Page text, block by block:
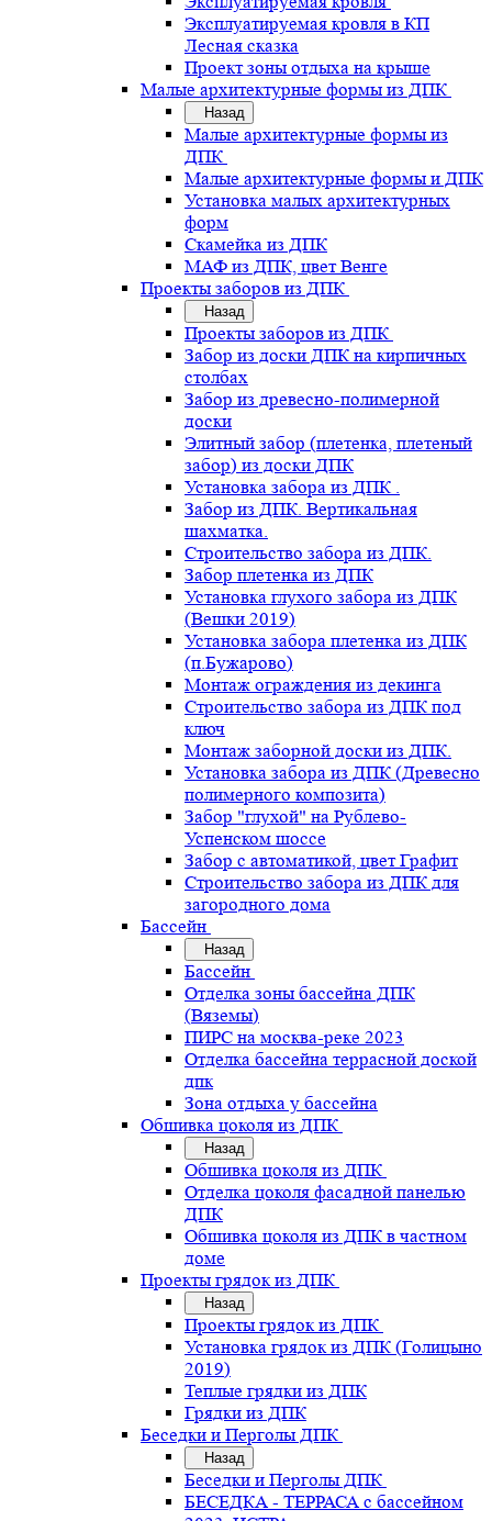
Эксплуатируемая кровля в КП
Лесная сказка
Проект зоны отдыха на крыше
Малые архитектурные формы из ДПК
Назад
Малые архитектурные формы из
ДПК
Малые архитектурные формы и ДПК
Установка малых архитектурных
форм
Скамейка из ДПК
МАФ из ДПК, цвет Венге
Проекты заборов из ДПК
Назад
Проекты заборов из ДПК
Забор из доски ДПК на кирпичных
столбах
Забор из древесно-полимерной
доски
Элитный забор (плетенка, плетеный
забор) из доски ДПК
Установка забора из ДПК .
Забор из ДПК. Вертикальная
шахматка.
Строительство забора из ДПК.
Забор плетенка из ДПК
Установка глухого забора из ДПК
(Вешки 2019)
Установка забора плетенка из ДПК
(п.Бужарово)
Монтаж ограждения из декинга
Строительство забора из ДПК под
ключ
Монтаж заборной доски из ДПК.
Установка забора из ДПК (Древесно
полимерного композита)
Забор "глухой" на Рублево-
Успенском шоссе
Забор с автоматикой, цвет Графит
Строительство забора из ДПК для
загородного дома
Бассейн
Назад
Бассейн
Отделка зоны бассейна ДПК
(Вяземы)
ПИРС на москва-реке 2023
Отделка бассейна террасной доской
дпк
Зона отдыха у бассейна
Обшивка цоколя из ДПК
Назад
Обшивка цоколя из ДПК
Отделка цоколя фасадной панелью
ДПК
Обшивка цоколя из ДПК в частном
доме
Проекты грядок из ДПК
Назад
Проекты грядок из ДПК
Установка грядок из ДПК (Голицыно
2019)
Теплые грядки из ДПК
Грядки из ДПК
Беседки и Перголы ДПК
Назад
Беседки и Перголы ДПК
БЕСЕДКА - ТЕРРАСА с бассейном